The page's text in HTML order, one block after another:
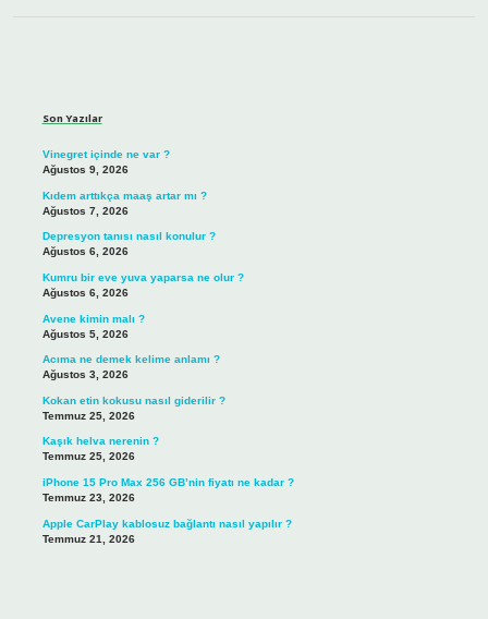
Son Yazılar
Vinegret içinde ne var ?
Ağustos 9, 2026
Kıdem arttıkça maaş artar mı ?
Ağustos 7, 2026
Depresyon tanısı nasıl konulur ?
Ağustos 6, 2026
Kumru bir eve yuva yaparsa ne olur ?
Ağustos 6, 2026
Avene kimin malı ?
Ağustos 5, 2026
Acıma ne demek kelime anlamı ?
Ağustos 3, 2026
Kokan etin kokusu nasıl giderilir ?
Temmuz 25, 2026
Kaşık helva nerenin ?
Temmuz 25, 2026
iPhone 15 Pro Max 256 GB’nin fiyatı ne kadar ?
Temmuz 23, 2026
Apple CarPlay kablosuz bağlantı nasıl yapılır ?
Temmuz 21, 2026